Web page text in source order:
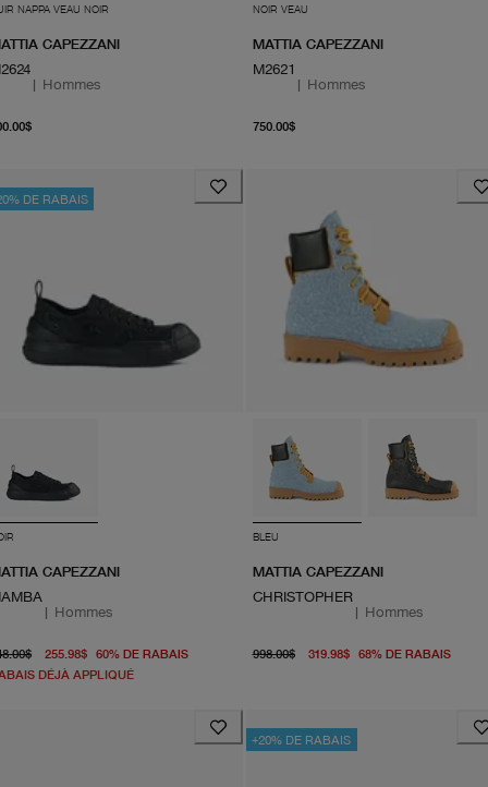
NAPPA VEAU NOIR
CAPEZZANI
| Hommes
À partir du prix actuel 800.00$
NOIR VEAU
MATTIA CAPEZZANI
M2621
| Hommes
750.00$
DE RABAIS
CAPEZZANI
| Hommes
prix d'origine 648.00$
255.98$ 60% DE RABAISÀ partir du prix actuel 255.98$
DÉJÀ APPLIQUÉ
BLEU
MATTIA CAPEZZANI
CHRISTOPHER
| Hommes
998.00$ prix d'origine 998.00$
319.98$ 68% DE RABAISÀ
+20% DE RABAIS